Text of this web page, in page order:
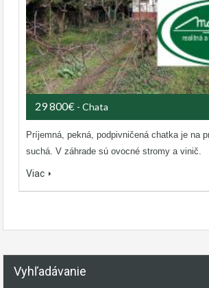
29 800€ - Chata
Príjemná, pekná, podpivničená chatka je na
suchá. V záhrade sú ovocné stromy a vinič.
Viac
Vyhľadávanie